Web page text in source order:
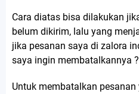
Cara diatas bisa dilakukan
belum dikirim, lalu yang
jika pesanan saya di zalora
saya ingin membatalkannya ?
Untuk membatalkan